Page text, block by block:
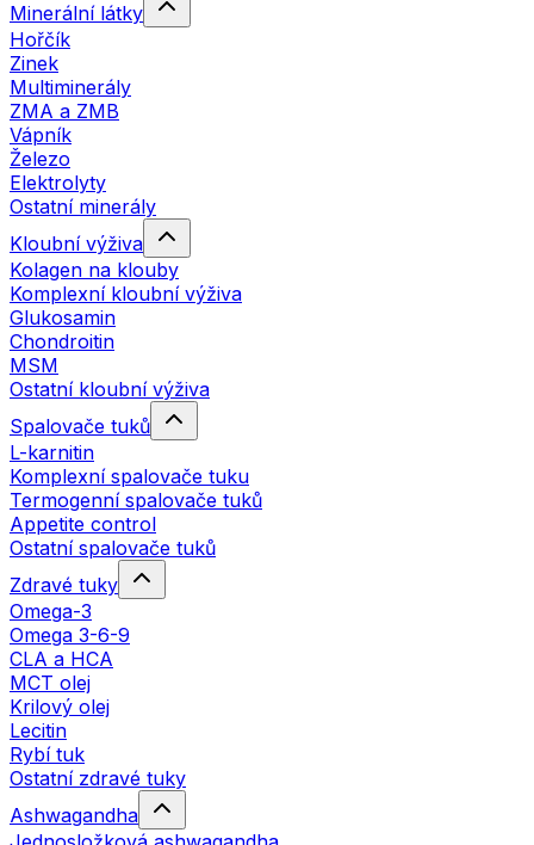
Minerální látky
Hořčík
Zinek
Multiminerály
ZMA a ZMB
Vápník
Železo
Elektrolyty
Ostatní minerály
Kloubní výživa
Kolagen na klouby
Komplexní kloubní výživa
Glukosamin
Chondroitin
MSM
Ostatní kloubní výživa
Spalovače tuků
L-karnitin
Komplexní spalovače tuku
Termogenní spalovače tuků
Appetite control
Ostatní spalovače tuků
Zdravé tuky
Omega-3
Omega 3-6-9
CLA a HCA
MCT olej
Krilový olej
Lecitin
Rybí tuk
Ostatní zdravé tuky
Ashwagandha